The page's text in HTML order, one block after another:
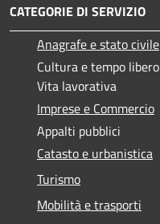
CATEGORIE DI SERVIZIO
Anagrafe e stato civile
Cultura e tempo libero
Vita lavorativa
Imprese e Commercio
Appalti pubblici
Catasto e urbanistica
Turismo
Mobilità e trasporti